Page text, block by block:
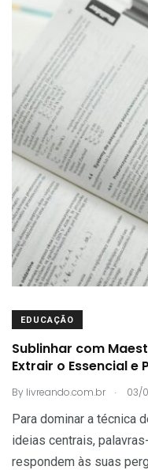
EDUCAÇÃO
Sublinhar com
Extrair o Essencial
By livreando.com.br . 03/
Para dominar a técnica
ideias centrais,
respondem às suas